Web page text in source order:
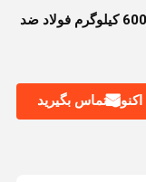
PLC PET مربع ماشین برچسب زدن بطری 600 کیلوگرم فولاد ضد
اکنون تماس بگیرید